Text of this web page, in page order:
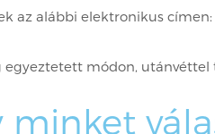
az alábbi elektronikus címen:
egyeztetett módon, utánvéttel
minket